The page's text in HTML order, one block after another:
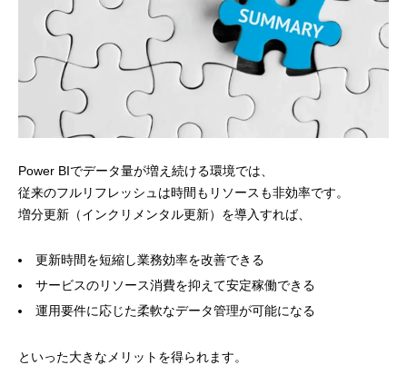
Power BIでデータ量が増え続ける環境では、
従来のフルリフレッシュは時間もリソースも非効率です。
増分更新（インクリメンタル更新）を導入すれば、
更新時間を短縮し業務効率を改善できる
サービスのリソース消費を抑えて安定稼働できる
運用要件に応じた柔軟なデータ管理が可能になる
といった大きなメリットを得られます。